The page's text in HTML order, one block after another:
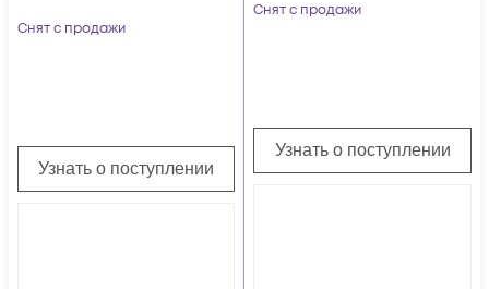
Снят с продажи
Узнать о поступлении
Снят с продажи
Узнать о поступлении